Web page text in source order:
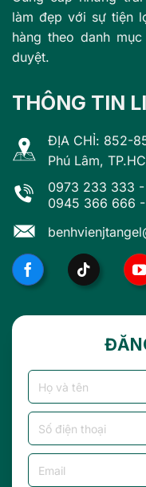
làm đẹp với sự tiện
hàng theo danh
duyệt.
THÔNG TIN
ĐỊA CHỈ: 852-
Phú Lâm,
0973 233 333 -
0945 366 666 -